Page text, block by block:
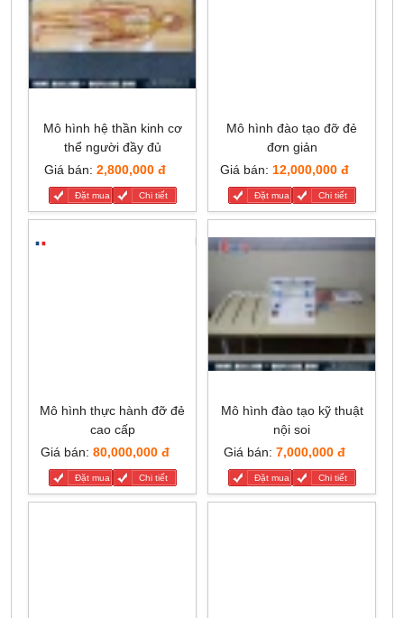
Mô hình hệ thần kinh cơ
thể người đầy đủ
Giá bán: 2,800,000 đ
Đặt mua Chi tiết
Mô hình đào tạo đỡ đẻ
đơn giản
Giá bán: 12,000,000 đ
Đặt mua Chi tiết
Mô hình thực hành đỡ đẻ
cao cấp
Giá bán: 80,000,000 đ
Đặt mua Chi tiết
Mô hình đào tạo kỹ thuật
nội soi
Giá bán: 7,000,000 đ
Đặt mua Chi tiết